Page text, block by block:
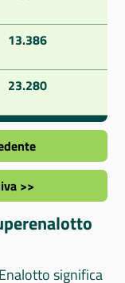
13.386
23.280
>>
significa